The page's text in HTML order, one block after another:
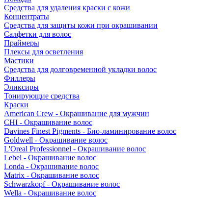
Средства для удаления краски с кожи
Концентраты
Средства для защиты кожи при окрашивании
Салфетки для волос
Праймеры
Плексы для осветления
Мастики
Средства для долговременной укладки волос
Филлеры
Эликсиры
Тонирующие средства
Краски
American Crew - Окрашивание для мужчин
CHI - Окрашивание волос
Davines Finest Pigments - Био-ламинирование волос
Goldwell - Окрашивание волос
L'Oreal Professionnel - Окрашивание волос
Lebel - Окрашивание волос
Londa - Окрашивание волос
Matrix - Окрашивание волос
Schwarzkopf - Окрашивание волос
Wella - Окрашивание волос